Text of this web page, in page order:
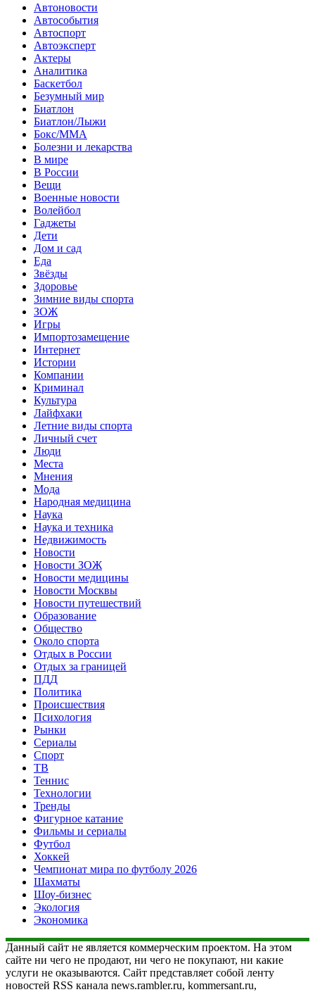
Автоновости
Автособытия
Автоспорт
Автоэксперт
Актеры
Аналитика
Баскетбол
Безумный мир
Биатлон
Биатлон/Лыжи
Бокс/MMA
Болезни и лекарства
В мире
В России
Вещи
Военные новости
Волейбол
Гаджеты
Дети
Дом и сад
Еда
Звёзды
Здоровье
Зимние виды спорта
ЗОЖ
Игры
Импортозамещение
Интернет
Истории
Компании
Криминал
Культура
Лайфхаки
Летние виды спорта
Личный счет
Люди
Места
Мнения
Мода
Народная медицина
Наука
Наука и техника
Недвижимость
Новости
Новости ЗОЖ
Новости медицины
Новости Москвы
Новости путешествий
Образование
Общество
Около спорта
Отдых в России
Отдых за границей
ПДД
Политика
Происшествия
Психология
Рынки
Сериалы
Спорт
ТВ
Теннис
Технологии
Тренды
Фигурное катание
Фильмы и сериалы
Футбол
Хоккей
Чемпионат мира по футболу 2026
Шахматы
Шоу-бизнес
Экология
Экономика
Данный сайт не является коммерческим проектом. На этом
сайте ни чего не продают, ни чего не покупают, ни какие
услуги не оказываются. Сайт представляет собой ленту
новостей RSS канала news.rambler.ru, kommersant.ru,